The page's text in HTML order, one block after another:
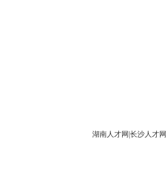
湖南人才网 长沙人才网